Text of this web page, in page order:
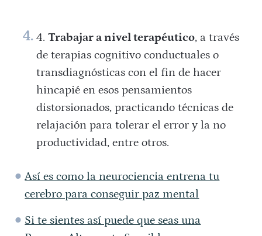
Trabajar a nivel terapéutico, a través
de terapias cognitivo conductuales o
transdiagnósticas con el fin de hacer
hincapié en esos pensamientos
distorsionados, practicando técnicas de
relajación para tolerar el error y la no
productividad, entre otros.
Así es como la neurociencia entrena tu
cerebro para conseguir paz mental
Si te sientes así puede que seas una